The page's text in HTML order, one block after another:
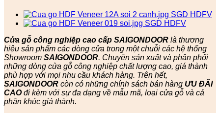
Cửa gỗ công nghiệp cao cấp SAIGONDOOR là thương
hiệu sản phẩm các dòng cửa trong một chuỗi các hệ thống
Showroom SAIGONDOOR. Chuyên sản xuất và phân phối
những dòng cửa gỗ công nghiệp chất lượng cao, giá thành
phù hợp với mọi nhu cầu khách hàng. Trên hết,
SAIGONDOOR còn có những chính sách bán hàng ƯU ĐÃI
CAOđi kèm với sự đa dạng về mẫu mã, loại cửa gỗ và cả
phân khúc giá thành.